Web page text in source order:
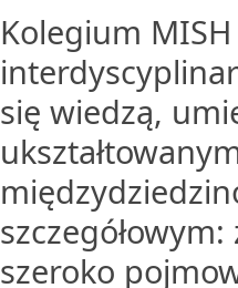
Kolegium
się wiedzą,
szeroko